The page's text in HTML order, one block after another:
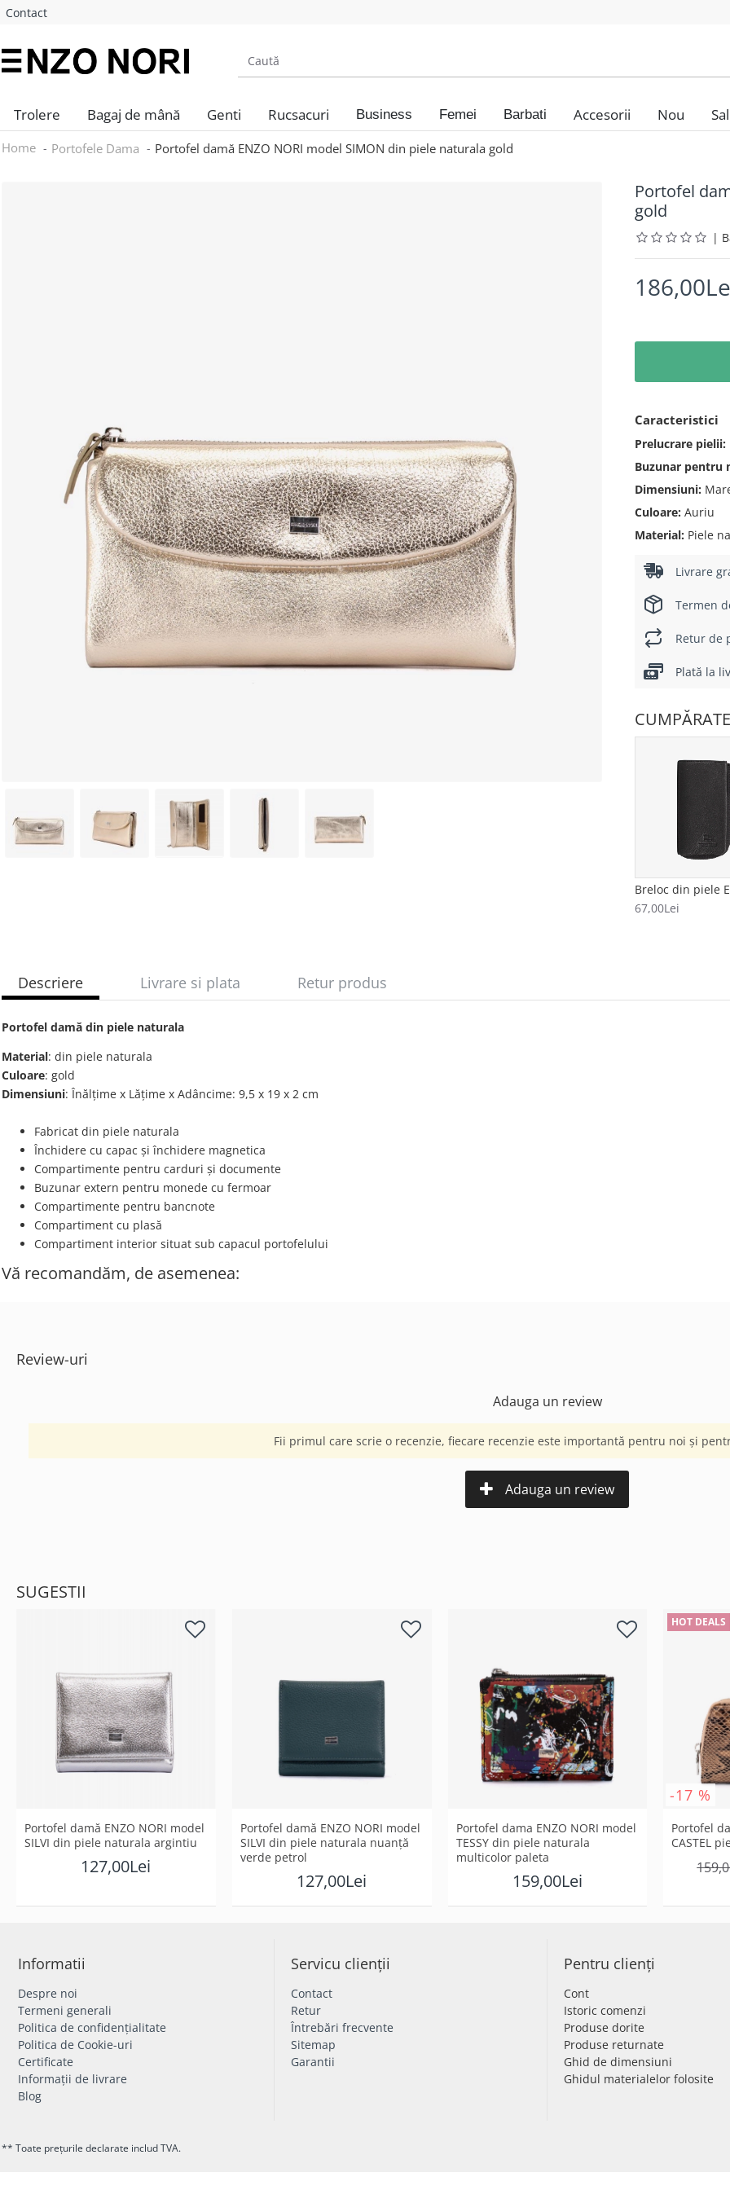
Contact
Trolere Bagaj de mână Genti Rucsacuri Business Femei Barbati Accesorii Nou
Home Portofele Dama Portofel damă ENZO NORI model SIMON din piele naturala gold
Portofel
gold
|
Caracteristici
Prelucrare pielii:
Buzunar pentru
Dimensiuni:
Culoare: Auriu
Material: Piele
Livrare
Termen
Retur de
Plată la
67,00Lei
Descriere Livrare si plata Retur produs
Portofel damă din piele naturala
Material: din piele naturala
Culoare: gold
Dimensiuni: Înălțime x Lățime x Adâncime: 9,5 х 19 х 2 cm
Fabricat din piele naturala
Închidere cu capac și închidere magnetica
Compartimente pentru carduri și documente
Buzunar extern pentru monede cu fermoar
Compartimente pentru bancnote
Compartiment cu plasă
Compartiment interior situat sub capacul portofelului
Vă recomandăm, de asemenea:
Review-uri
Adauga un review
Fii primul care scrie o recenzie, fiecare recenzie este importantă pentru noi și
Adauga un review
SUGESTII
Portofel damă ENZO NORI model
SILVI din piele naturala argintiu
127,00Lei
Portofel damă ENZO NORI model
SILVI din piele naturala nuanță
verde petrol
127,00Lei
Portofel dama ENZO NORI model
TESSY din piele naturala
multicolor paleta
159,00Lei
HOT DEALS
-17 %
Portofel
CASTEL
Informatii
Despre noi
Termeni generali
Politica de confidențialitate
Politica de Cookie-uri
Certificate
Informații de livrare
Blog
Servicu clienții
Contact
Retur
Întrebări frecvente
Sitemap
Garantii
Pentru clienți
Cont
Istoric comenzi
Produse dorite
Produse returnate
Ghid de dimensiuni
Ghidul materialelor folosite
** Toate prețurile declarate includ TVA.